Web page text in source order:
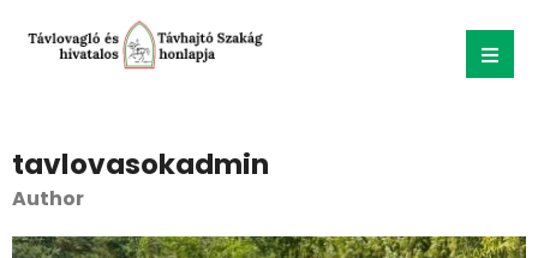
tavlovasokadmin
Author